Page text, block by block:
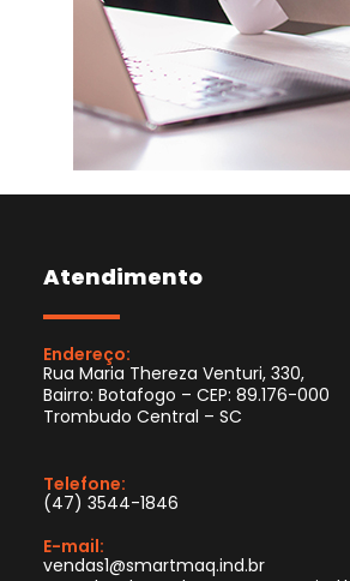
Atendimento
Endereço:
Rua Maria Thereza Venturi, 330,
Bairro: Botafogo – CEP: 89.176-000
Trombudo Central – SC
Telefone:
(47) 3544-1846
E-mail:
vendas1@smartmaq.ind.br